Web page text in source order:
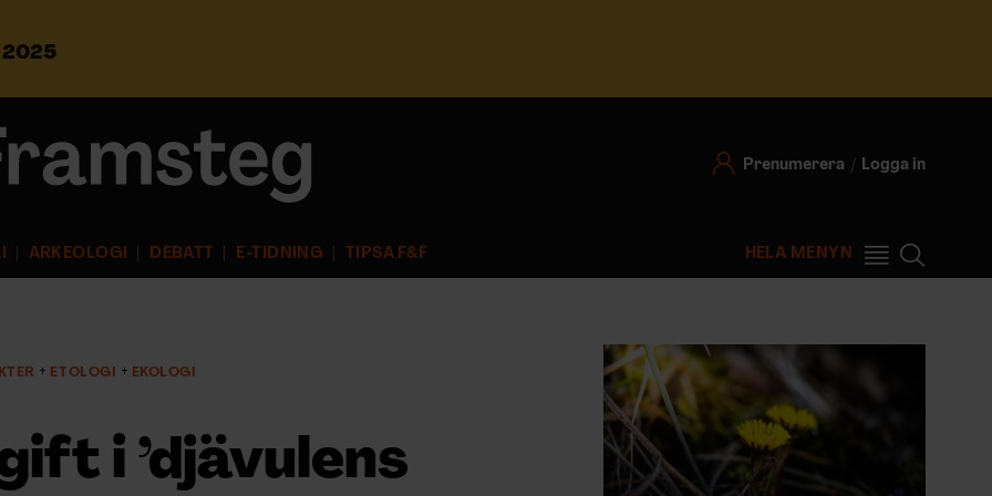
Prenumerera Logga in
ARKEOLOGI DEBATT E-TIDNING TIPSA F&F HELA MENYN
r
ETOLOGI EKOLOGI
i ’djävulens